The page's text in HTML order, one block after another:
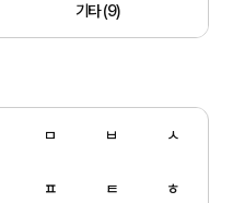
기타 (9)
ㅁ ㅂ ㅅ
ㅍ ㅌ ㅎ